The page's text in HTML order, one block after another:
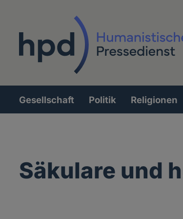
Hauptnavigation
Gesellschaft Politik Religionen
Säkulare und